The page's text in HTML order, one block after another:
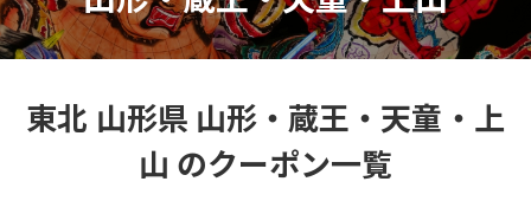
東北 山形県 山形・蔵王・天童・上
山 のクーポン一覧